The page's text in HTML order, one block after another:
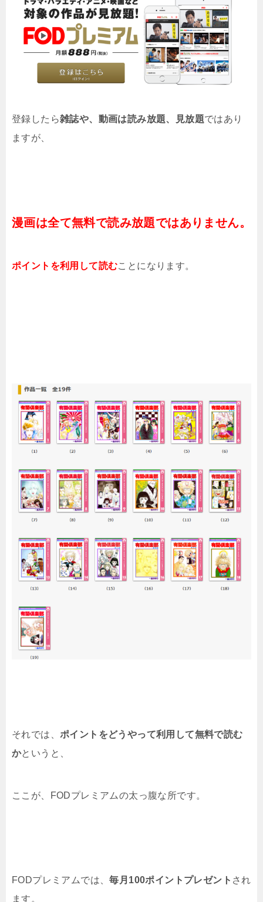
登録したら雑誌や、動画は読み放題、見放題ではあり
ますが、
漫画は全て無料で読み放題ではありません。
ポイントを利用して読むことになります。
それでは、 ポイントをどうやって利用して無料で読む
かというと、
ここが、FODプレミアムの太っ腹な所です。
FODプレミアムでは、毎月100ポイントプレゼント され
ます。